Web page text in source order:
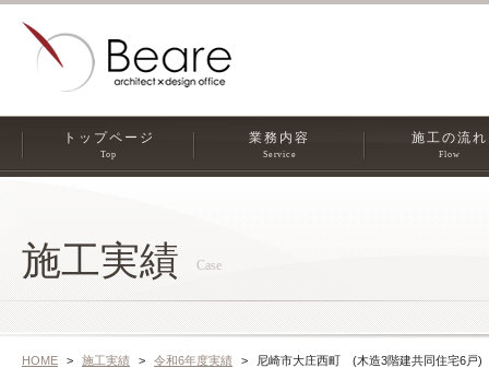
トップページ
Top
業務内容
Service
施工の流れ
Flow
施工実績 Case
HOME 施工実績 令和6年度実績 尼崎市大庄西町 (木造3階建共同住宅6戸